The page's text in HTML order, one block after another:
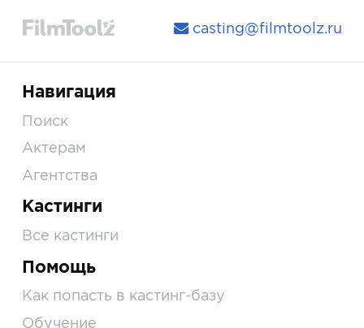
casting@filmtoolz.ru
Навигация
Поиск
Актерам
Агентства
Кастинги
Все кастинги
Помощь
Как попасть в кастинг-базу
Обучение